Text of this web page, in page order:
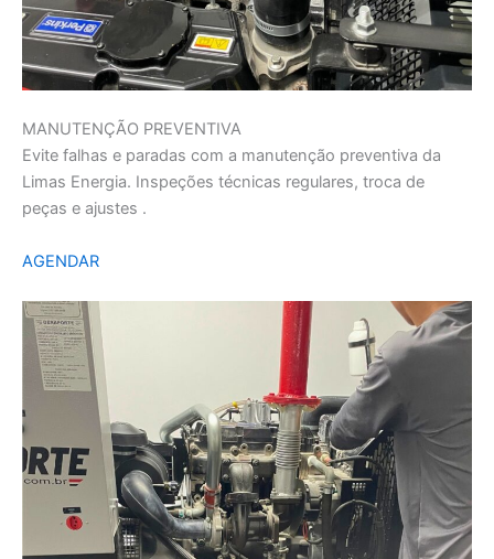
MANUTENÇÃO PREVENTIVA
Evite falhas e paradas com a manutenção preventiva da
Limas Energia. Inspeções técnicas regulares, troca de
peças e ajustes .
AGENDAR